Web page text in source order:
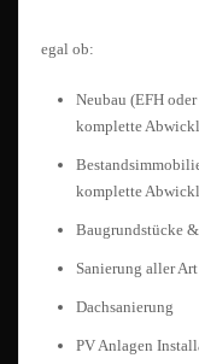
egal ob:
Neubau (EFH
komplette
komplette
Baugrundstücke
Sanierung aller
Dachsanierung
PV Anlagen